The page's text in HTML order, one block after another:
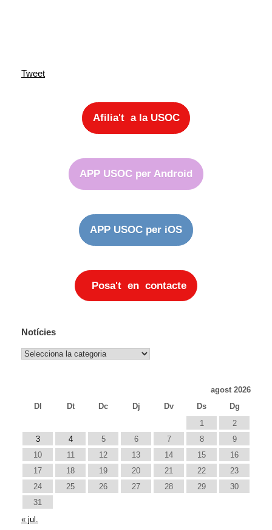
Tweet
Afilia't a la USOC
APP USOC per Android
APP USOC per iOS
Posa't en contacte
Notícies
Notícies
agost 2026
Dl
Dt Dc Dj Dv Ds
Dg
1
2
3
4 5 6 7 8
9
10
11 12 13 14 15
16
17
18 19 20 21 22
23
24
25 26 27 28 29
30
31
« jul.